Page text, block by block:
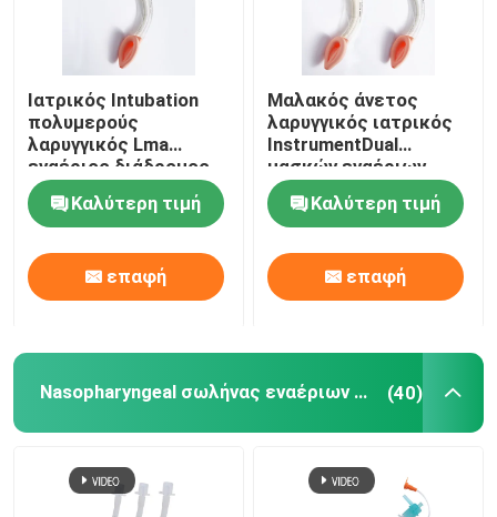
Ιατρικός Intubation
πολυμερούς
λαρυγγικός Lma
εναέριος διάδρομος
μασκών σωλήνων για
τη χειρουργική
επέμβαση
Καλύτερη τιμή
επαφή
Μαλακός άνετος
λαρυγγικός ιατρικός
InstrumentDual
μασκών εναέριων
διαδρόμων LMA
εναέριος διάδρομος
μασκών μονάδων
λούμεν λαρυγγικός
Καλύτερη τιμή
επαφή
Nasopharyngeal σωλήνας εναέριων διαδρόμων (40)